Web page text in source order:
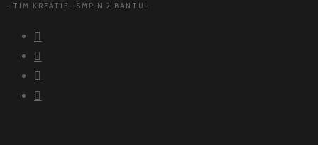
- TIM KREATIF- SMP N 2 BANTUL